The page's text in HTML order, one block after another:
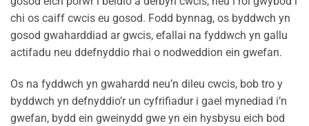
chi os caiff cwcis eu gosod. Fodd bynnag, os byddwch yn
gosod gwaharddiad ar gwcis, efallai na fyddwch yn gallu
actifadu neu ddefnyddio rhai o nodweddion ein gwefan.
Os na fyddwch yn gwahardd neu’n dileu cwcis, bob tro y
byddwch yn defnyddio’r un cyfrifiadur i gael mynediad i’n
gwefan, bydd ein gweinydd gwe yn ein hysbysu eich bod